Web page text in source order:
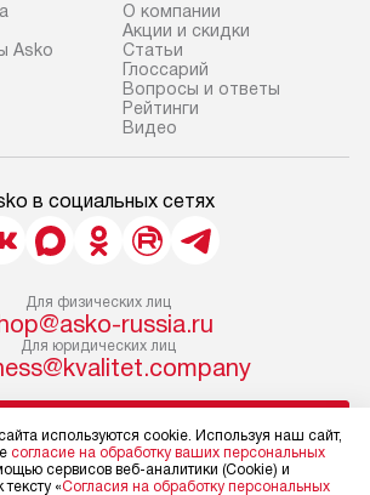
Asko
О компании
Акции и скидки
Статьи
Глоссарий
Вопросы и ответы
Рейтинги
Видео
в социальных сетях
Для физических лиц
russia.ru
Для юридических лиц
конфиденциальности
используются cookie. Используя наш сайт,
согласие на обработку ваших персональных
сервисов веб-аналитики (Cookie) и
«Согласия на обработку персональных